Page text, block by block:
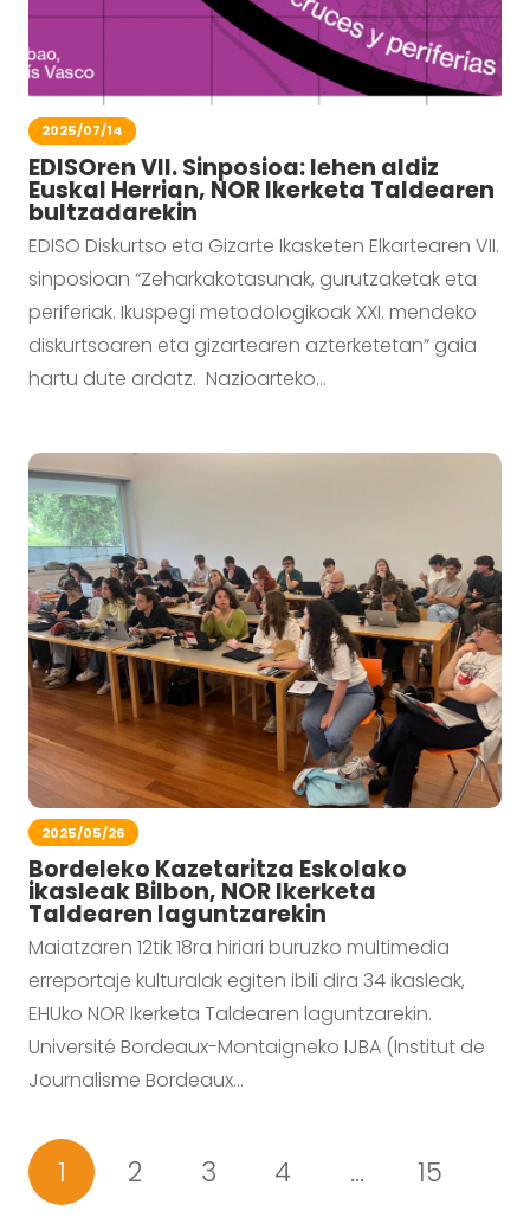
2025/07/14
EDISOren VII. Sinposioa: lehen aldiz
Euskal Herrian, NOR Ikerketa Taldearen
bultzadarekin
EDISO Diskurtso eta Gizarte Ikasketen Elkartearen VII.
sinposioan “Zeharkakotasunak, gurutzaketak eta
periferiak. Ikuspegi metodologikoak XXI. mendeko
diskurtsoaren eta gizartearen azterketetan” gaia
hartu dute ardatz. Nazioarteko…
2025/05/26
Bordeleko Kazetaritza Eskolako
ikasleak Bilbon, NOR Ikerketa
Taldearen laguntzarekin
Maiatzaren 12tik 18ra hiriari buruzko multimedia
erreportaje kulturalak egiten ibili dira 34 ikasleak,
EHUko NOR Ikerketa Taldearen laguntzarekin.
Université Bordeaux-Montaigneko IJBA (Institut de
Journalisme Bordeaux…
1 2 3 4 … 15